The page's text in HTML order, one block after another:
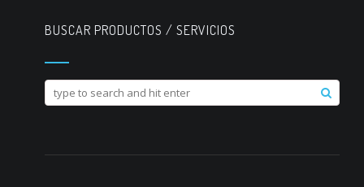
BUSCAR PRODUCTOS / SERVICIOS